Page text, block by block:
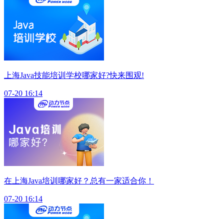
上海Java技能培训学校哪家好?快来围观!
07-20 16:14
在上海Java培训哪家好？总有一家适合你！
07-20 16:14